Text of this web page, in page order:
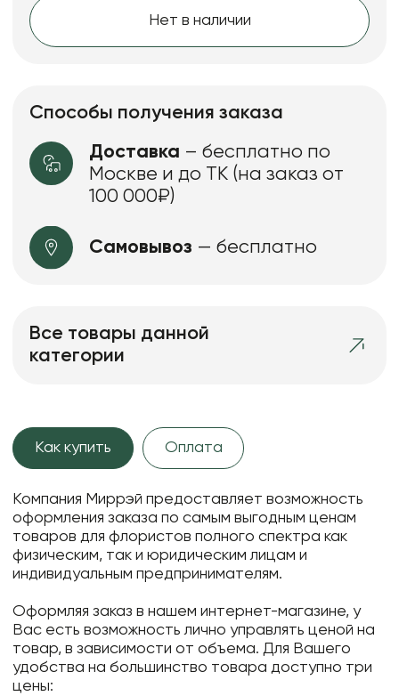
Нет в наличии
Способы получения заказа
Доставка – бесплатно по
Москве и до ТК (на заказ от
100 000₽)
Самовывоз — бесплатно
Все товары данной
категории
Как купить Оплата
Компания Миррэй предоставляет возможность
оформления заказа по самым выгодным ценам
товаров для флористов полного спектра как
физическим, так и юридическим лицам и
индивидуальным предпринимателям.
Оформляя заказ в нашем интернет-магазине, у
Вас есть возможность лично управлять ценой на
товар, в зависимости от объема. Для Вашего
удобства на большинство товара доступно три
цены: